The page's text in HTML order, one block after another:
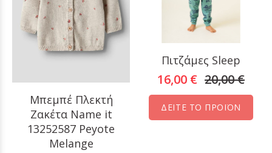
Μπεμπέ Πλεκτή
Ζακέτα Name it
13252587 Peyote
Melange
Πιτζάμες Sleep
16,00 € 20,00 €
ΔΕΙΤΕ ΤΟ ΠΡΟΪΟΝ